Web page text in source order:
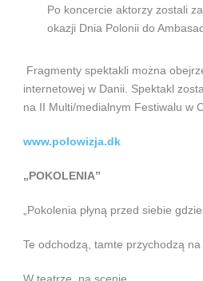
Po koncercie aktorzy zostali
okazji Dnia Polonii do
Fragmenty spektakli można
internetowej w Danii. Spektakl
na II Multi/medialnym Festiwalu w
www.polowizja.dk
„POKOLENIA”
„Pokolenia płyną przed siebie
Te odchodzą, tamte przychodzą na